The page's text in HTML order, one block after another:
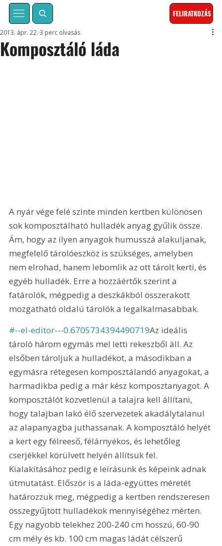
FELIRATKOZÁS
Komposztáló láda
2013. ápr. 22. 3 perc olvasás
A nyár vége felé szinte minden kertben különösen
sok komposztálható hulladék anyag gyűlik össze.
Ám, hogy az ilyen anyagok humusszá alakuljanak,
megfelelő tárolóeszköz is szükséges, amelyben
nem elrohad, hanem lebomlik az ott tárolt kerti, és
egyéb hulladék. Erre a hozzáértők szerint a
fatárolók, mégpedig a deszkákból összerakott
mozgatható oldalú tárolók a legalkalmasabbak.
#--el-editor---0.6705734394490719Az ideális
tároló három egymás mel letti rekeszből áll. Az
elsőben tároljuk a hulladékot, a másodikban a
egymásra rétegesen komposztálandó anyagokat, a
harmadikba pedig a már kész komposztanyagot. A
komposztálót közvetlenül a talajra kell állítani,
hogy talajban lakó élő szervezetek akadálytalanul
az alapanyagba juthassanak. A komposztáló helyét
a kert egy félreeső, félárnyékos, és lehetőleg
cserjékkel körülvett helyén állítsuk fel.
Kialakításához pedig e leírásunk és képeink adnak
útmutatást. Először is a láda-együttes méretét
határozzuk meg, mégpedig a kertben rendszeresen
összegyűjtött hulladékok mennyiségéhez mérten.
Egy nagyobb telekhez 200-240 cm hosszú, 60-90
cm mély és kb. 100 cm magas ládát célszerű